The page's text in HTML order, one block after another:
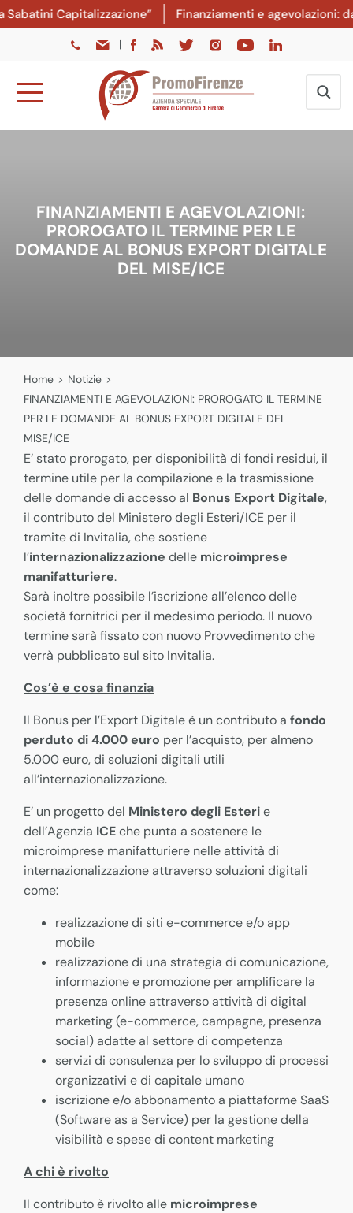
Capitalizzazione” Finanziamenti e agevolazioni: dal
|
FINANZIAMENTI E AGEVOLAZIONI:
PROROGATO IL TERMINE PER LE
DOMANDE AL BONUS EXPORT DIGITALE
DEL MISE/ICE
Home > Notizie >
FINANZIAMENTI E AGEVOLAZIONI: PROROGATO IL TERMINE
PER LE DOMANDE AL BONUS EXPORT DIGITALE DEL
MISE/ICE
E’ stato prorogato, per disponibilità di fondi residui, il
termine utile per la compilazione e la trasmissione
delle domande di accesso al Bonus Export Digitale,
il contributo del Ministero degli Esteri/ICE per il
tramite di Invitalia, che sostiene
l’internazionalizzazione delle microimprese
manifatturiere.
Sarà inoltre possibile l’iscrizione all’elenco delle
società fornitrici per il medesimo periodo. Il nuovo
termine sarà fissato con nuovo Provvedimento che
verrà pubblicato sul sito Invitalia.
Cos’è e cosa finanzia
Il Bonus per l’Export Digitale è un contributo a fondo
perduto di 4.000 euro per l’acquisto, per almeno
5.000 euro, di soluzioni digitali utili
all’internazionalizzazione.
E’ un progetto del Ministero degli Esterie
dell’Agenzia ICEche punta a sostenere le
microimprese manifatturiere nelle attività di
internazionalizzazione attraverso soluzioni digitali
come:
realizzazione di siti e-commerce e/o app
mobile
realizzazione di una strategia di comunicazione,
informazione e promozione per amplificare la
presenza online attraverso attività di digital
marketing (e-commerce, campagne, presenza
social) adatte al settore di competenza
servizi di consulenza per lo sviluppo di processi
organizzativi e di capitale umano
iscrizione e/o abbonamento a piattaforme SaaS
(Software as a Service) per la gestione della
visibilità e spese di content marketing
A chi è rivolto
Il contributo è rivolto alle microimprese